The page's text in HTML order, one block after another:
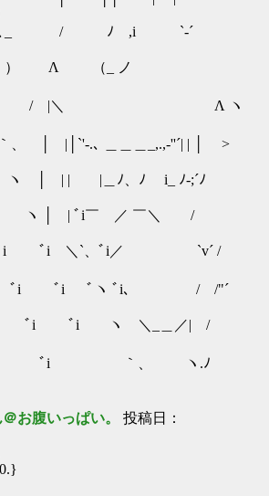
_ / ﾉ ,i `-´
） Λ （_ ノ
/ / |＼ Λ ヽ
|│`'‐.､ ＿＿＿_,.,‐''´| | │ >
| | |＿ﾉ、ﾉ i_ ﾉ-;´ﾉ
| ﾞi￣ ／ ￣＼ /
`、ﾞi／ `v´ /
ヽ ﾞi、 / /"´
＼_＿／| /
、 ヽ.ﾉ
お腹いっぱい。 投稿日：